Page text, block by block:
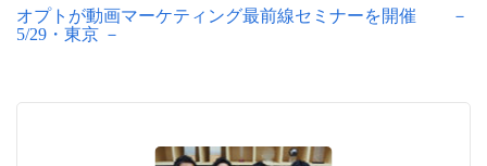
オプトが動画マーケティング最前線セミナーを開催 －
5/29・東京 －